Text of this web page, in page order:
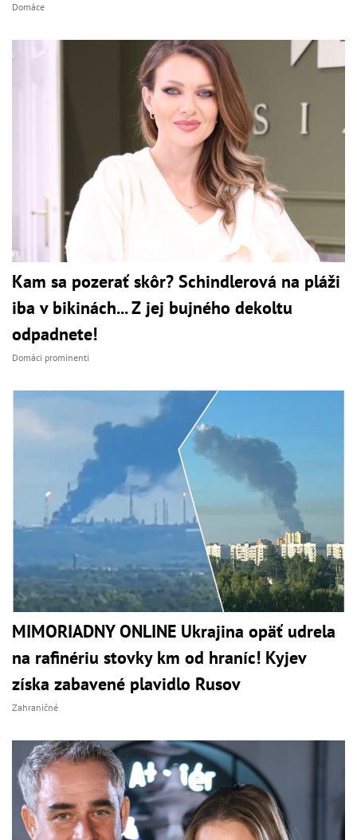
Domáce
Kam sa pozerať skôr? Schindlerová na pláži
iba v bikinách... Z jej bujného dekoltu
odpadnete!
Domáci prominenti
MIMORIADNY ONLINE Ukrajina opäť udrela
na rafinériu stovky km od hraníc! Kyjev
získa zabavené plavidlo Rusov
Zahraničné